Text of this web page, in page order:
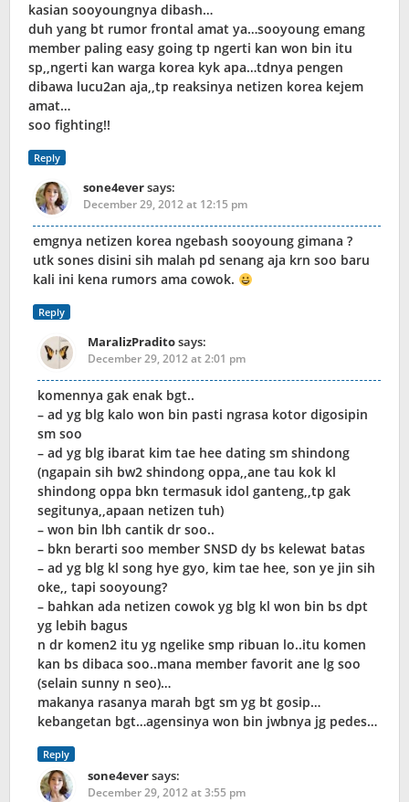
kasian sooyoungnya dibash…
duh yang bt rumor frontal amat ya…sooyoung emang
member paling easy going tp ngerti kan won bin itu
sp,,ngerti kan warga korea kyk apa…tdnya pengen
dibawa lucu2an aja,,tp reaksinya netizen korea kejem
amat…
soo fighting!!
Reply
sone4eversays:
December 29, 2012 at 12:15 pm
emgnya netizen korea ngebash sooyoung gimana ?
utk sones disini sih malah pd senang aja krn soo baru
kali ini kena rumors ama cowok.
Reply
MaralizPraditosays:
December 29, 2012 at 2:01 pm
komennya gak enak bgt..
– ad yg blg kalo won bin pasti ngrasa kotor digosipin
sm soo
– ad yg blg ibarat kim tae hee dating sm shindong
(ngapain sih bw2 shindong oppa,,ane tau kok kl
shindong oppa bkn termasuk idol ganteng,,tp gak
segitunya,,apaan netizen tuh)
– won bin lbh cantik dr soo..
– bkn berarti soo member SNSD dy bs kelewat batas
– ad yg blg kl song hye gyo, kim tae hee, son ye jin sih
oke,, tapi sooyoung?
– bahkan ada netizen cowok yg blg kl won bin bs dpt
yg lebih bagus
n dr komen2 itu yg ngelike smp ribuan lo..itu komen
kan bs dibaca soo..mana member favorit ane lg soo
(selain sunny n seo)…
makanya rasanya marah bgt sm yg bt gosip…
kebangetan bgt…agensinya won bin jwbnya jg pedes…
Reply
sone4eversays:
December 29, 2012 at 3:55 pm